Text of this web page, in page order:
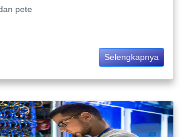
pete
Selengkapnya